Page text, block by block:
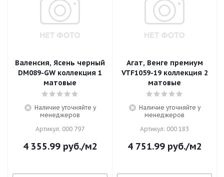
Валенсия, Ясень черный
DM089-GW коллекция 1
матовые
Наличие уточняйте у
менеджеров
Артикул: 000 797
4 355.99руб./м2
Агат, Венге премиум
VTF1059-19 коллекция 2
матовые
Наличие уточняйте у
менеджеров
Артикул: 000 183
4 751.99руб./м2